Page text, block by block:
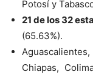
Potosí y
21 de los 32
(65.63%).
Chiapas,